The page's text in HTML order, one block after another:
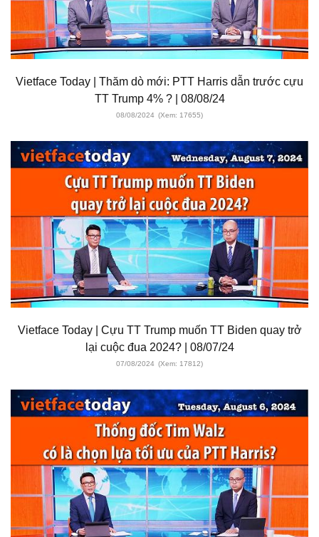
Vietface Today | Thăm dò mới: PTT Harris dẫn trước cựu
TT Trump 4% ? | 08/08/24
08/08/2024 (Xem: 17655)
Vietface Today | Cựu TT Trump muốn TT Biden quay trở
lại cuộc đua 2024? | 08/07/24
07/08/2024 (Xem: 17812)